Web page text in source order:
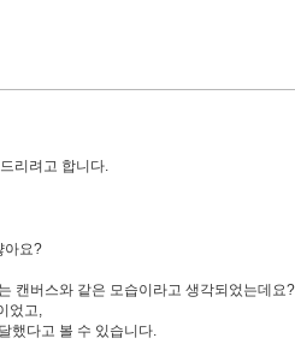
리려고 합니다.
아요?
캔버스와 같은 모습이라고 생각되었는데요?
었고,
했다고 볼 수 있습니다.